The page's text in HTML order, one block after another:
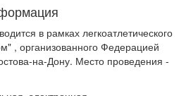
в рамках легкоатлетического
, организованного Федерацией
на-Дону. Место проведения -